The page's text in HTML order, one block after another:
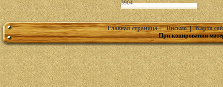
3904
Главная страница|Письмо|Карта
При копировании